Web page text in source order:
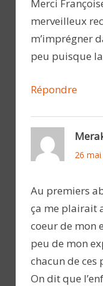
Merci
merveilleux
m’imprégner
peu puisque
Répondre
26
Au premiers
ça me plairait
coeur de mon
peu de mon
chacun de ces
On dit que